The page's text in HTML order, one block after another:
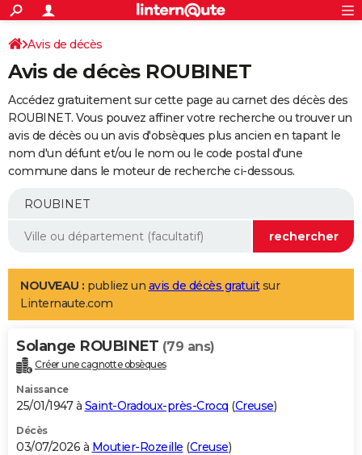
ACTUALITÉS
Politique
Société
Faits Divers
Education
Monde
Villes
+
SPORT
Coupe du monde 2026
Football
Tennis
Cyclisme
Rugby
Forum
Programme TV
TNT
Streaming
Cinéma
Sorties cinéma
Musique
+
FINANCE
Retraite
Epargne
Immobilier
Risques naturels par ville
Banque
Assurance
AUTO
Essais
Réserver un essai
Citadines
Berlines
SUV
Forum auto
+
Mobiles
Meilleur smartphone
Internet
Ordinateurs
Jeux vidéo
Guide high-tech
Aménagement intérieur
LIFESTYLE
Art de vivre
Bien-être
Loisirs
Mode
Modes de vie
Alimentation
Guide de la santé
Maladies
Médicaments
Sommeil
VOYAGE
Destinations
City break
Voyage nature
Voyage de noces
Forum
Climat
+PHOTO
GUIDES D'ACHAT
BONS PLANS
Avis de décès
Avis de décès ROUBINET
Accédez gratuitement sur cette page au carnet des décès des
ROUBINET. Vous pouvez affiner votre recherche ou trouver un
avis de décès ou un avis d'obsèques plus ancien en tapant le
nom d'un défunt et/ou le nom ou le code postal d'une
commune dans le moteur de recherche ci-dessous.
NOUVEAU : publiez un avis de décès gratuitsur
Linternaute.com
Solange ROUBINET (79 ans)
Créer une cagnotte obsèques
Naissance
25/01/1947 à Saint-Oradoux-près-Crocq (Creuse)
Décès
03/07/2026 à Moutier-Rozeille (Creuse)